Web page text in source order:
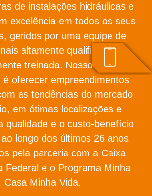
de instalações hidráulicas e
excelência em todos os seus
geridos por uma equipe de
altamente qualificada e
treinada. Nosso grande
é oferecer empreendimentos
as tendências do mercado
em ótimas localizações e
qualidade e o custo-benefício
longo dos últimos 26 anos,
pela parceria com a Caixa
Federal e o Programa Minha
Casa Minha Vida.